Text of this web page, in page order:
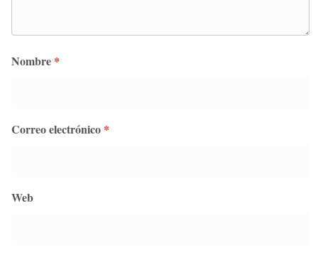
Nombre *
Correo electrónico *
Web